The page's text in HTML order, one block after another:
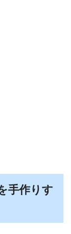
手作りす